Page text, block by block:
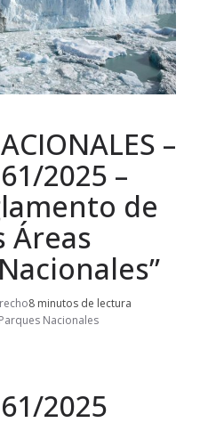
–
2025 –
de
Áreas
8 minutos de lectura
Parques Nacionales
2025